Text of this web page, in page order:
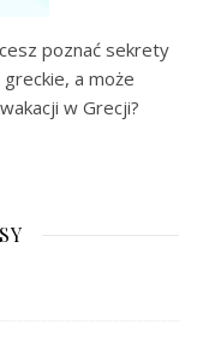
poznać sekrety
a może
w Grecji?